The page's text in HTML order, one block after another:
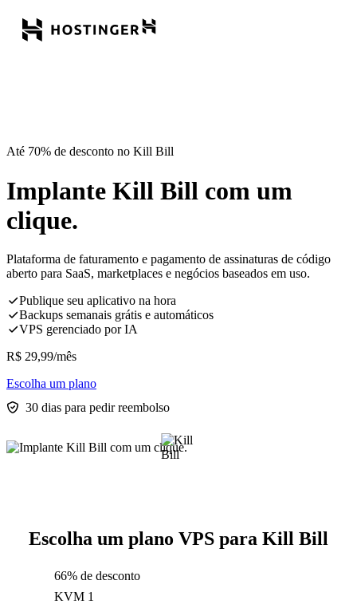
Até 70% de desconto no Kill Bill
Implante Kill Bill com um
clique.
Plataforma de faturamento e pagamento de assinaturas de código
aberto para SaaS, marketplaces e negócios baseados em uso.
Publique seu aplicativo na hora
Backups semanais grátis e automáticos
VPS gerenciado por IA
R$ 29,99/mês
Escolha um plano
30 dias para pedir reembolso
Escolha um plano VPS para Kill Bill
66% de desconto
KVM 1